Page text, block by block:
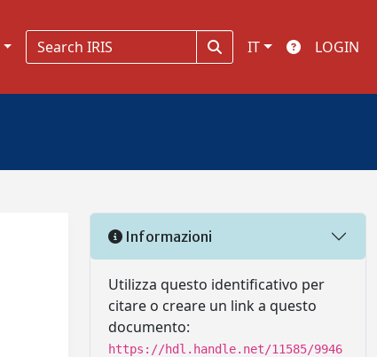
IT LOGIN
Informazioni
Utilizza questo identificativo per
citare o creare un link a questo
documento:
https://hdl.handle.net/11585/9946